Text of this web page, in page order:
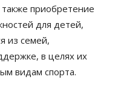
приобретение
для детей,
из семей,
в целях их
видам спорта.